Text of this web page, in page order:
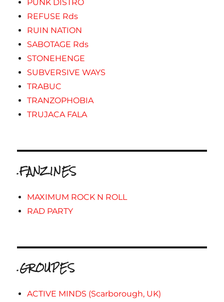
PUNK DISTRO
REFUSE Rds
RUIN NATION
SABOTAGE Rds
STONEHENGE
SUBVERSIVE WAYS
TRABUC
TRANZOPHOBIA
TRUJACA FALA
.FANZINES
MAXIMUM ROCK N ROLL
RAD PARTY
.GROUPES
ACTIVE MINDS (Scarborough, UK)